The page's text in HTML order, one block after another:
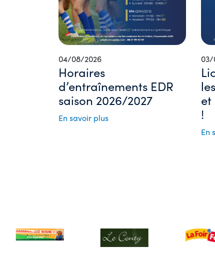
04/08/2026
Horaires
d’entraînements EDR
saison 2026/2027
En savoir plus
et
!
En